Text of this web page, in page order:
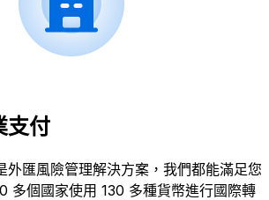
支付
外匯風險管理解決方案，我們都能滿足您
多個國家使用 130 多種貨幣進行國際轉